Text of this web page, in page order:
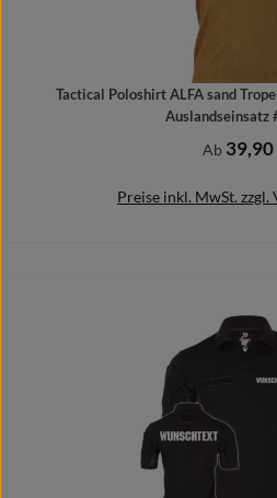
Tactical Poloshirt ALFA sand
Auslandseinsatz
Regulärer
Ab 39,90
Preise inkl. MwSt. zzgl.